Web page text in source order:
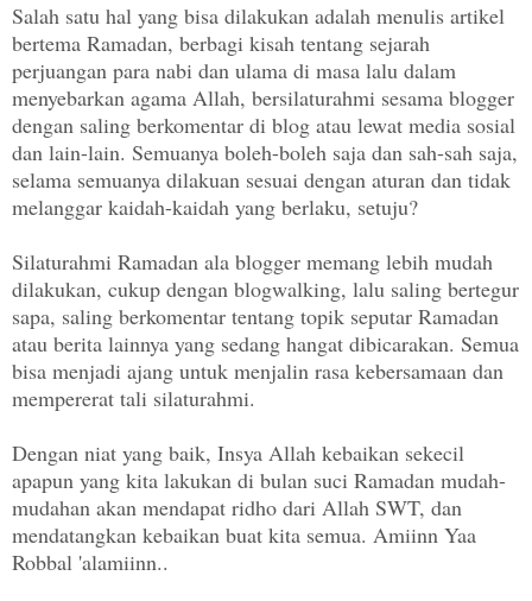
Salah satu hal yang bisa dilakukan adalah menulis artikel
bertema Ramadan, berbagi kisah tentang sejarah
perjuangan para nabi dan ulama di masa lalu dalam
menyebarkan agama Allah, bersilaturahmi sesama blogger
dengan saling berkomentar di blog atau lewat media sosial
dan lain-lain. Semuanya boleh-boleh saja dan sah-sah saja,
selama semuanya dilakuan sesuai dengan aturan dan tidak
melanggar kaidah-kaidah yang berlaku, setuju?
Silaturahmi Ramadan ala blogger memang lebih mudah
dilakukan, cukup dengan blogwalking, lalu saling bertegur
sapa, saling berkomentar tentang topik seputar Ramadan
atau berita lainnya yang sedang hangat dibicarakan. Semua
bisa menjadi ajang untuk menjalin rasa kebersamaan dan
mempererat tali silaturahmi.
Dengan niat yang baik, Insya Allah kebaikan sekecil
apapun yang kita lakukan di bulan suci Ramadan mudah-
mudahan akan mendapat ridho dari Allah SWT, dan
mendatangkan kebaikan buat kita semua. Amiinn Yaa
Robbal 'alamiinn..